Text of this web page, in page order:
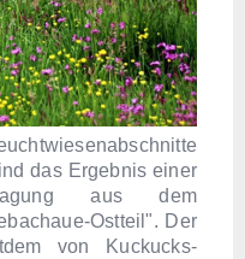
das Ergebnis einer
aus dem
Ostteil". Der
von Kuckucks-